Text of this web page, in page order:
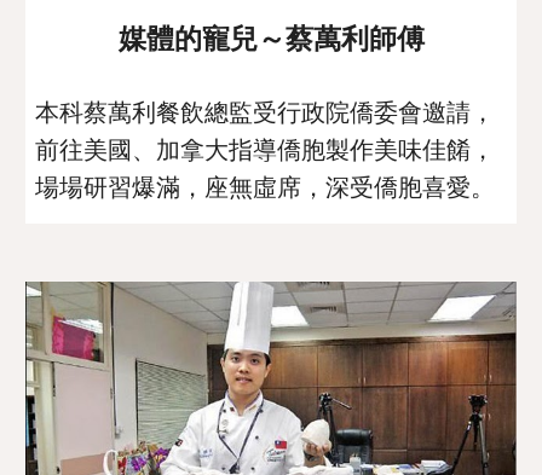
媒體的寵兒～蔡萬利師傅
本科蔡萬利餐飲總監受行政院僑委會邀請，
前往美國、加拿大指導僑胞製作美味佳餚，
場場研習爆滿，座無虛席，深受僑胞喜愛。